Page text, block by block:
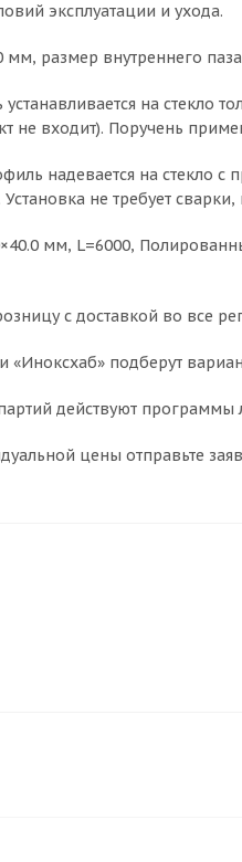
эксплуатации и ухода.
мм, размер внутреннего
на стекло
не входит). Поручень
надевается на стекло с
не требует
мм, L=6000,
с доставкой во все
подберут
действуют программы
цены отправьте